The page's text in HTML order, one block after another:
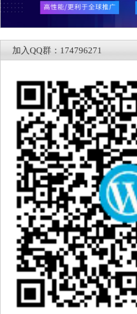
加入QQ群：174796271